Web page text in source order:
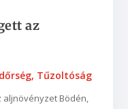
az
, Tűzoltóság
aljnövényzet Bödén,